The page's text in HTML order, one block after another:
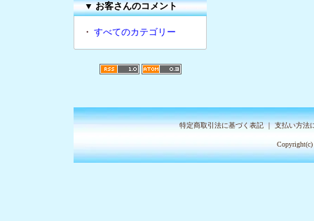
▼お客さんのコメント
・ すべてのカテゴリー
特定商取引法に基づく表記｜支払い方法